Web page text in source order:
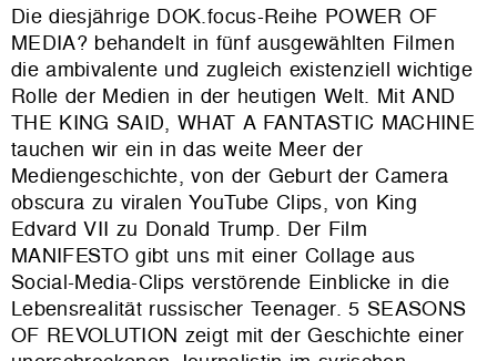
Die diesjährige DOK.focus-Reihe POWER OF
MEDIA? behandelt in fünf ausgewählten Filmen
die ambivalente und zugleich existenziell wichtige
Rolle der Medien in der heutigen Welt. Mit AND
THE KING SAID, WHAT A FANTASTIC MACHINE
tauchen wir ein in das weite Meer der
Mediengeschichte, von der Geburt der Camera
obscura zu viralen YouTube Clips, von King
Edvard VII zu Donald Trump. Der Film
MANIFESTO gibt uns mit einer Collage aus
Social-Media-Clips verstörende Einblicke in die
Lebensrealität russischer Teenager. 5 SEASONS
OF REVOLUTION zeigt mit der Geschichte einer